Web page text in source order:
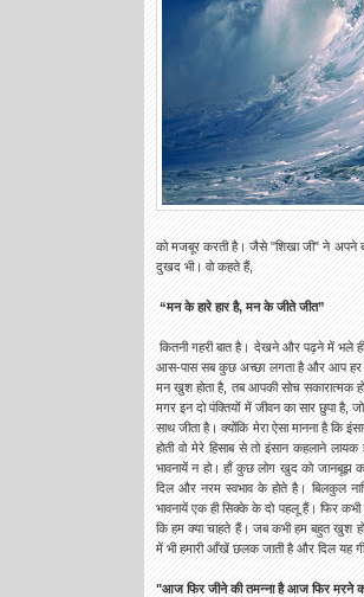
को मजबूर करती है। जैसे "शिखा जी" ने अपने
दुखद भी। वो कहते हैं,
“मन के हारे हार है, मन के जीते जीत”
कितनी गहरी बात है। देखने और पढ़ने में भले ही
आस-पास सब कुछ अच्छा लगता है और आप हर
मन खुश होता है, तब आपकी सोच सकारात्मक
मगर इन दो पंक्तियों में जीवन का सार छुपा है,
साथ जीता है। क्योंकि मेरा ऐसा मानना है कि
होती वो मेरे हिसाब से तो इंसान कहलाने
भावनायें न हो। हाँ कुछ लोग खुद को जानबूझ
दिल और नरम स्वभाव के होते है। बिलकुल
भावनायें एक ही सिक्के के दो पहलू हैं। फिर
कि हम क्या चाहते हैं। जब कभी हम बहुत खुश
में भी हमारी आँखें छलक जाती है और दिल यह
"आज फिर जीने की तमन्ना है आज फिर मरने का